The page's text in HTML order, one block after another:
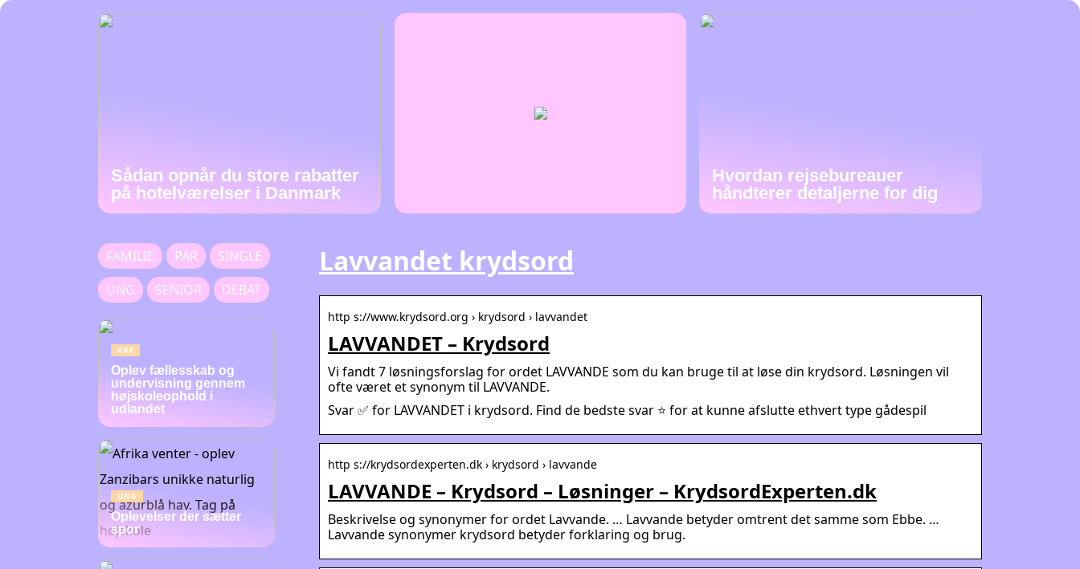
Sådan opnår du store rabatter
på hotelværelser i Danmark
Hvordan rejsebureauer
håndterer detaljerne for dig
Lavvandet krydsord
http s://www.krydsord.org › krydsord › lavvandet
LAVVANDET – Krydsord
Vi fandt 7 løsningsforslag for ordet LAVVANDE som du kan bruge til at løse din krydsord. Løsningen vil
ofte været et synonym til LAVVANDE.
Svar ✅ for LAVVANDET i krydsord. Find de bedste svar ⭐ for at kunne afslutte ethvert type gådespil
http s://krydsordexperten.dk › krydsord › lavvande
LAVVANDE – Krydsord – Løsninger – KrydsordExperten.dk
Beskrivelse og synonymer for ordet Lavvande. … Lavvande betyder omtrent det samme som Ebbe. …
Lavvande synonymer krydsord betyder forklaring og brug.
FAMILIE PAR
SINGLE
UNG
SENIOR DEBAT
PAR
Oplev fællesskab og
undervisning gennem
højskoleophold i
udlandet
UNG
Oplevelser der sætter
spor